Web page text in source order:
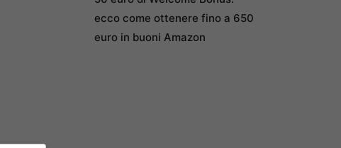
ecco come ottenere fino a 650
euro in buoni Amazon